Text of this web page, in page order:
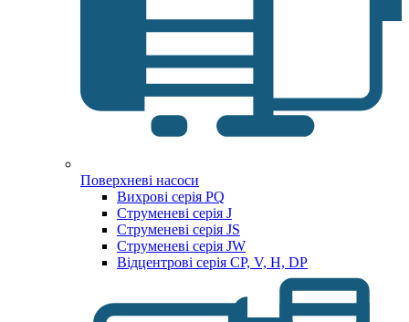
Поверхневі насоси
Вихрові серія PQ
Струменеві серія J
Струменеві серія JS
Струменеві серія JW
Відцентрові серія CP, V, H, DP